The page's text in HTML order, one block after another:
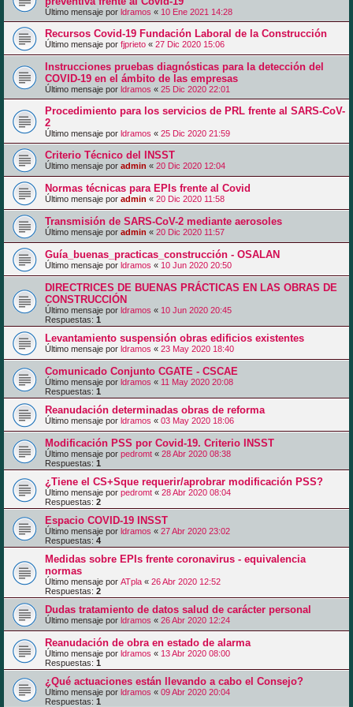
Último mensaje por ldramos « 10 Ene 2021 14:28
Recursos Covid-19 Fundación Laboral de la Construcción
Último mensaje por fjprieto « 27 Dic 2020 15:06
Instrucciones pruebas diagnósticas para la detección del
COVID-19 en el ámbito de las empresas
Último mensaje por ldramos « 25 Dic 2020 22:01
Procedimiento para los servicios de PRL frente al SARS-CoV-
2
Último mensaje por ldramos « 25 Dic 2020 21:59
Criterio Técnico del INSST
Último mensaje por admin « 20 Dic 2020 12:04
Normas técnicas para EPIs frente al Covid
Último mensaje por admin « 20 Dic 2020 11:58
Transmisión de SARS-CoV-2 mediante aerosoles
Último mensaje por admin « 20 Dic 2020 11:57
Guía_buenas_practicas_construcción - OSALAN
Último mensaje por ldramos « 10 Jun 2020 20:50
DIRECTRICES DE BUENAS PRÁCTICAS EN LAS OBRAS DE
CONSTRUCCIÓN
Último mensaje por ldramos « 10 Jun 2020 20:45
Respuestas: 1
Levantamiento suspensión obras edificios existentes
Último mensaje por ldramos « 23 May 2020 18:40
Comunicado Conjunto CGATE - CSCAE
Último mensaje por ldramos « 11 May 2020 20:08
Respuestas: 1
Reanudación determinadas obras de reforma
Último mensaje por ldramos « 03 May 2020 18:06
Modificación PSS por Covid-19. Criterio INSST
Último mensaje por pedromt « 28 Abr 2020 08:38
Respuestas: 1
¿Tiene el CS+Sque requerir/aprobrar modificación PSS?
Último mensaje por pedromt « 28 Abr 2020 08:04
Respuestas: 2
Espacio COVID-19 INSST
Último mensaje por ldramos « 27 Abr 2020 23:02
Respuestas: 4
Medidas sobre EPIs frente coronavirus - equivalencia
normas
Último mensaje por ATpla « 26 Abr 2020 12:52
Respuestas: 2
Dudas tratamiento de datos salud de carácter personal
Último mensaje por ldramos « 26 Abr 2020 12:24
Reanudación de obra en estado de alarma
Último mensaje por ldramos « 13 Abr 2020 08:00
Respuestas: 1
¿Qué actuaciones están llevando a cabo el Consejo?
Último mensaje por ldramos « 09 Abr 2020 20:04
Respuestas: 1